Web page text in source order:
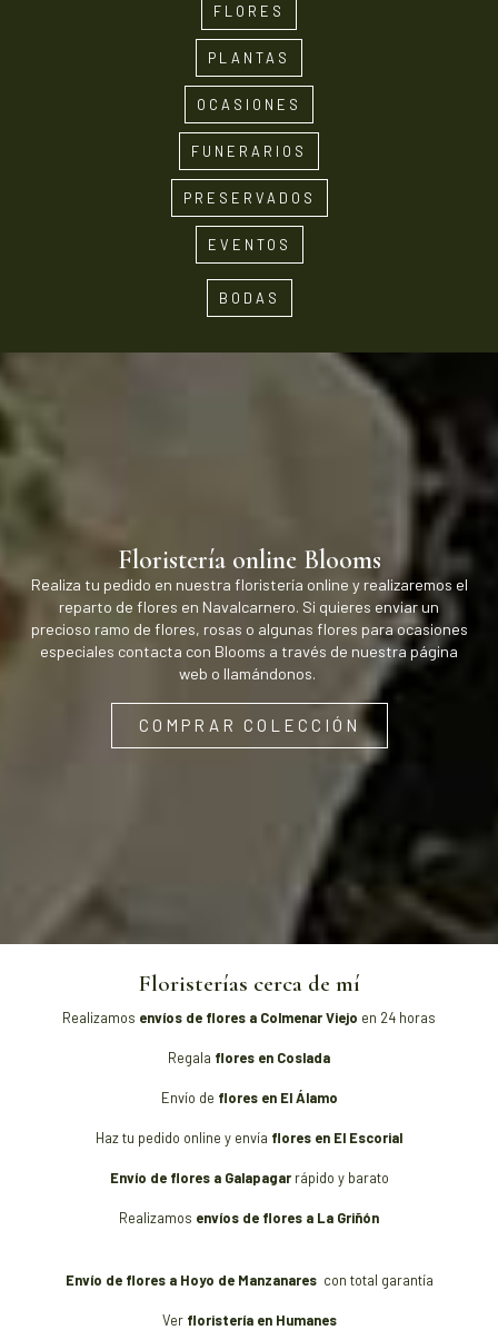
FLORES
PLANTAS
OCASIONES
FUNERARIOS
PRESERVADOS
EVENTOS
BODAS
Floristería online Blooms
Realiza tu pedido en nuestra floristería online y realizaremos el
reparto de flores en Navalcarnero. Si quieres enviar un
precioso ramo de flores, rosas o algunas flores para ocasiones
especiales contacta con Blooms a través de nuestra página
web o llamándonos.
COMPRAR COLECCIÓN
Floristerías cerca de mí
Realizamos envíos de flores a Colmenar Viejo en 24 horas
Regala flores en Coslada
Envío de flores en El Álamo
Haz tu pedido online y envía flores en El Escorial
Envío de flores a Galapagar rápido y barato
Realizamos envíos de flores a La Griñón
Envío de flores a Hoyo de Manzanares con total garantía
Ver floristería en Humanes